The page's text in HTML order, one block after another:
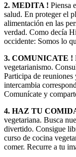
2. MEDITA ! Piensa
salud. En proteger el
alimentación en las
verdad. Como decía
occidente: Somos lo
3. COMUNICATE !
vegetarianismo.
Participa de
intercambia
Comunícate y
4. HAZ TU
vegetariana. Busca
divertido. Consigue
curso de cocina
comer. Recurre a tu